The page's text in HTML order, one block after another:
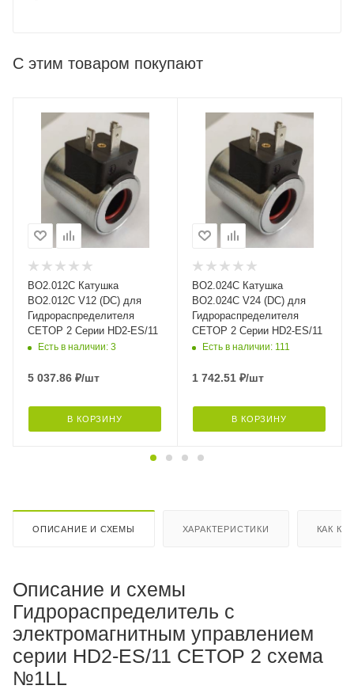
С этим товаром покупают
BO2.012C Катушка
BO2.012C V12 (DC) для
Гидрораспределителя
CETOP 2 Серии HD2-ES/11
Есть в наличии: 3
5 037.86 ₽/шт
В КОРЗИНУ
BO2.024C Катушка
BO2.024C V24 (DC) для
Гидрораспределителя
CETOP 2 Серии HD2-ES/11
Есть в наличии: 111
1 742.51 ₽/шт
В КОРЗИНУ
ОПИСАНИЕ И СХЕМЫ ХАРАКТЕРИСТИКИ КАК
Описание и схемы
Гидрораспределитель с
электромагнитным управлением
серии HD2-ES/11 CETOP 2 схема
№1LL